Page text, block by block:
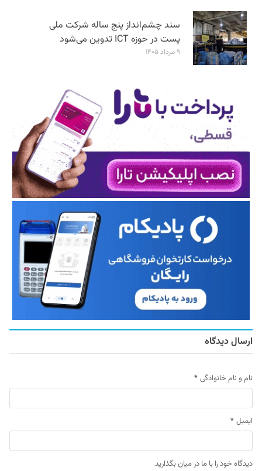
سند چشم‌انداز پنج ساله شرکت ملی
پست در حوزه ICT تدوین می‌شود
۹ مرداد ۱۴۰۵
ارسال دیدگاه
نام و نام خانوادگی *
ایمیل *
دیدگاه خود را با ما در میان بگذارید